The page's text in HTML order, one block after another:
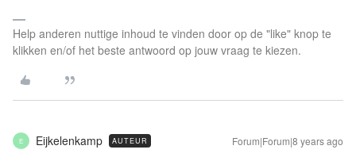
Help anderen nuttige inhoud te vinden door op de "like" knop te
klikken en/of het beste antwoord op jouw vraag te kiezen.
E Eijkelenkamp AUTEUR Forum|Forum|8 years ago